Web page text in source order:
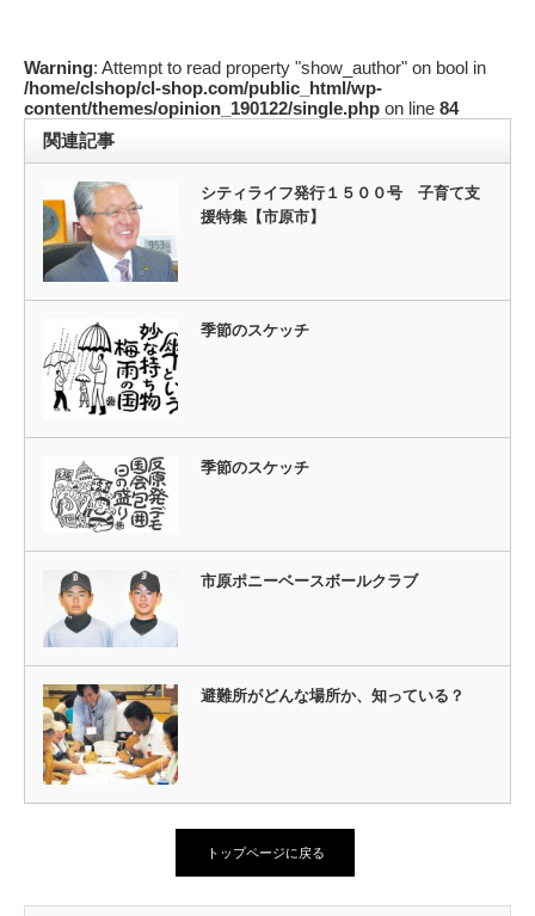
Warning: Attempt to read property "show_author" on bool in
/home/clshop/cl-shop.com/public_html/wp-
content/themes/opinion_190122/single.php on line 84
関連記事
シティライフ発行１５００号 子育て支
援特集【市原市】
季節のスケッチ
季節のスケッチ
市原ポニーベースボールクラブ
避難所がどんな場所か、知っている？
トップページに戻る